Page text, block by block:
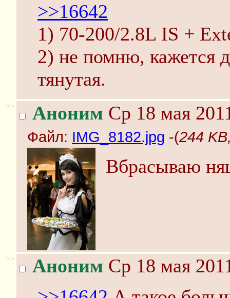
>>16642
1) 70-200/2.8L IS +
2) не помню, кажется
тянутая.
>> Аноним Ср 18 мая
Файл: IMG_8182.jpg -(244
Вбрасываю
>> Аноним Ср 18 мая